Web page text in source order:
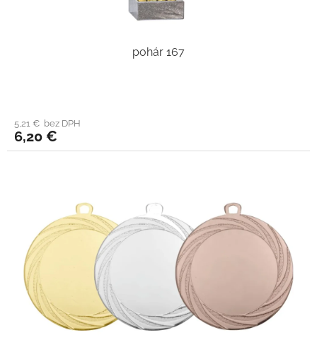
pohár 167
5,21 € bez DPH
6,20 €